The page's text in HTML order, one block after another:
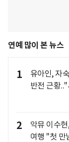
연예 많이 본 뉴스
1
유아인, 자
반전 근황
2
악뮤 이수
여행 "첫 만